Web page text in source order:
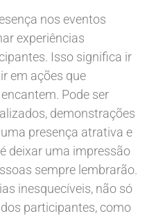
nos eventos
experiências
Isso significa ir
em ações que
Pode ser
demonstrações
presença atrativa e
deixar uma impressão
sempre lembrarão.
inesquecíveis, não só
participantes, como